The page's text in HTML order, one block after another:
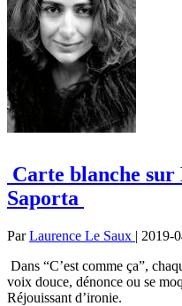
Carte blanche sur
Saporta
ParLaurence Le Saux | 2019-
Dans “C’est comme ça”,
voix douce, dénonce ou se
Réjouissant d’ironie.